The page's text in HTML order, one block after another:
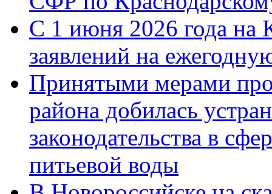
С 1 июня 2026 года на
заявлений на
Принятыми мерами
района добилась
законодательства в
питьевой воды